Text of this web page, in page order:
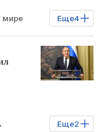
Еще4
мире
Еще2